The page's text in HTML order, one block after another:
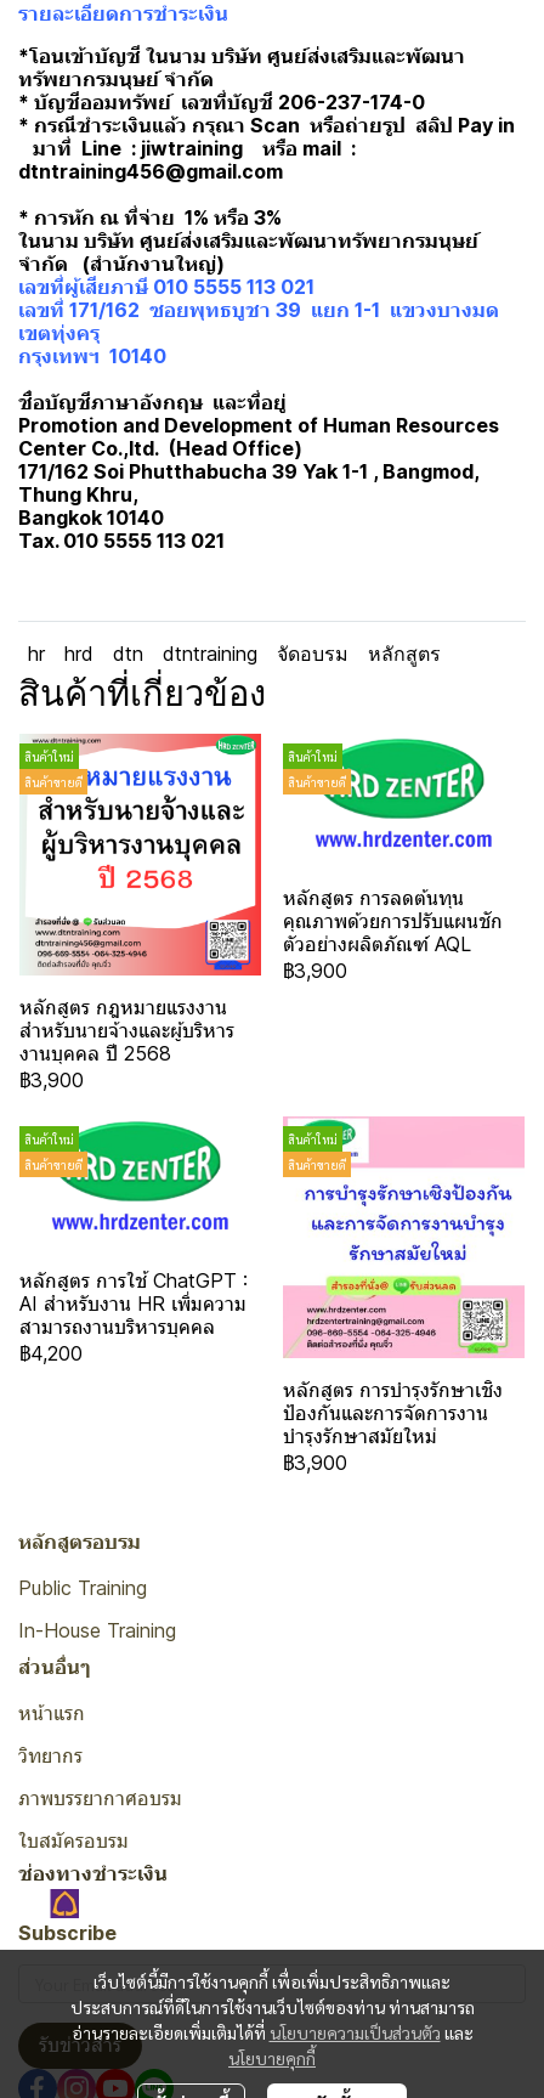
รายละเอียดการชำระเงิน
*โอนเข้าบัญชี ในนาม บริษัท ศูนย์ส่งเสริมและพัฒนา
ทรัพยากรมนุษย์ จำกัด
* บัญชีออมทรัพย์ เลขที่บัญชี 206-237-174-0
* กรณีชำระเงินแล้ว กรุณา Scan หรือถ่ายรูป สลิป Pay in
มาที่ Line : jiwtraining หรือ mail :
dtntraining456@gmail.com
* การหัก ณ ที่จ่าย 1% หรือ 3%
ในนาม บริษัท ศูนย์ส่งเสริมและพัฒนาทรัพยากรมนุษย์
จำกัด (สำนักงานใหญ่)
เลขที่ผู้เสียภาษี 010 5555 113 021
เลขที่ 171/162 ซอยพุทธบูชา 39 แยก 1-1 แขวงบางมด
เขตทุ่งครุ
กรุงเทพฯ 10140
ชื่อบัญชีภาษาอังกฤษ และที่อยู่
Promotion and Development of Human Resources
Center Co.,ltd. (Head Office)
171/162 Soi Phutthabucha 39 Yak 1-1 , Bangmod,
Thung Khru,
Bangkok 10140
Tax. 010 5555 113 021
hr hrd dtn dtntraining จัดอบรม หลักสูตร
สินค้าที่เกี่ยวข้อง
สินค้าใหม่
สินค้าขายดี
หลักสูตร กฎหมายแรงงาน
สำหรับนายจ้างและผู้บริหาร
งานบุคคล ปี 2568
฿3,900
สินค้าใหม่
สินค้าขายดี
หลักสูตร การลดต้นทุน
คุณภาพด้วยการปรับแผนชัก
ตัวอย่างผลิตภัณฑ์ AQL
฿3,900
สินค้าใหม่
สินค้าขายดี
หลักสูตร การใช้ ChatGPT :
AI สำหรับงาน HR เพิ่มความ
สามารถงานบริหารบุคคล
฿4,200
สินค้าใหม่
สินค้าขายดี
หลักสูตร การบำรุงรักษาเชิง
ป้องกันและการจัดการงาน
บำรุงรักษาสมัยใหม่
฿3,900
เว็บไซต์นี้มีการใช้งานคุกกี้ เพื่อเพิ่มประสิทธิภาพและ
ประสบการณ์ที่ดีในการใช้งานเว็บไซต์ของท่าน ท่านสามารถ
อ่านรายละเอียดเพิ่มเติมได้ที่ นโยบายความเป็นส่วนตัว และ
นโยบายคุกกี้
หลักสูตรอบรม
Public Training
In-House Training
ส่วนอื่นๆ
หน้าแรก
วิทยากร
ภาพบรรยากาศอบรม
ใบสมัครอบรม
ช่องทางชำระเงิน
Subscribe
รับข่าวสาร